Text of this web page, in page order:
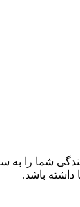
شما را به
باشد.